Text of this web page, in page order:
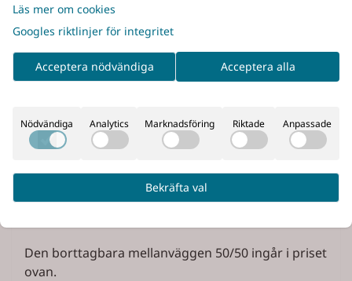
runda 19 mm stålrör. Heltäckande botten och
sidor i plåt för att skydda bilen mot hundhår och
smuts. Evakueringslucka framåt på buren för att
lätt kunna ta in hunden i bilen om dethänder
Mått: B 90cm x D 85cm x H 67cm.
Fästanordning: Lastöglor
: Låsbart vred med nyckel
Den borttagbara mellanväggen 50/50 ingår i priset
ovan.
Läs mer om cookies
Googles riktlinjer för integritet
Acceptera nödvändiga Acceptera alla
Nödvändiga Analytics Marknadsföring Riktade Anpassade
Bekräfta val